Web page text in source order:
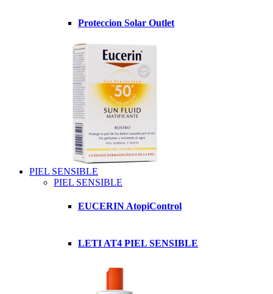
Proteccion Solar Outlet
PIEL SENSIBLE
PIEL SENSIBLE
EUCERIN AtopiControl
LETI AT4 PIEL SENSIBLE